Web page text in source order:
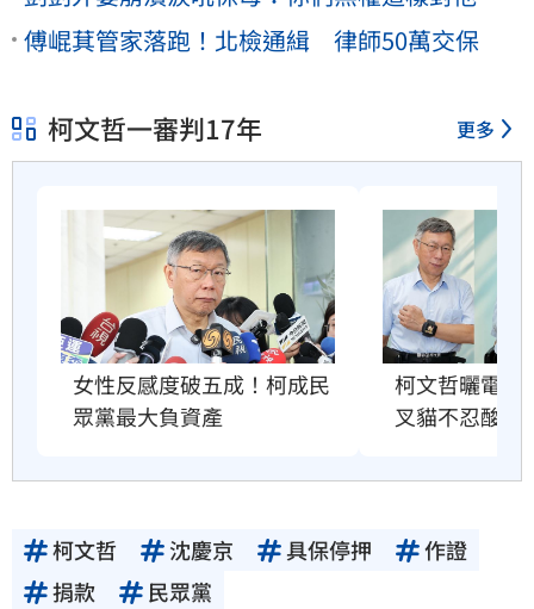
傅崐萁管家落跑！北檢通緝 律師50萬交保
柯文哲一審判17年 更多
女性反感度破五成！柯成民
眾黨最大負資產
柯文哲曬電子
叉貓不忍酸爆
柯文哲 沈慶京 具保停押
作證
捐款
民眾黨